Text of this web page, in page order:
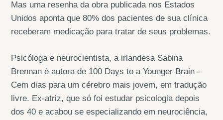
Mas uma resenha da obra publicada nos Estados
Unidos aponta que 80% dos pacientes de sua clínica
receberam medicação para tratar de seus problemas.
Psicóloga e neurocientista, a irlandesa Sabina
Brennan é autora de 100 Days to a Younger Brain –
Cem dias para um cérebro mais jovem, em tradução
livre. Ex-atriz, que só foi estudar psicologia depois
dos 40 e acabou se especializando em neurociência,